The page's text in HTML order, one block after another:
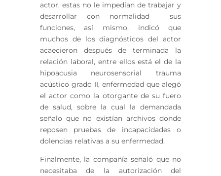
actor, estas no le impedían de trabajar y
desarrollar con normalidad sus
funciones, así mismo, indicó que
muchos de los diagnósticos del actor
acaecieron después de terminada la
relación laboral, entre ellos está el de la
hipoacusia neurosensorial trauma
acústico grado II, enfermedad que alegó
el actor como la otorgante de su fuero
de salud, sobre la cual la demandada
señalo que no existían archivos donde
reposen pruebas de incapacidades o
dolencias relativas a su enfermedad.
Finalmente, la compañía señaló que no
necesitaba de la autorización del